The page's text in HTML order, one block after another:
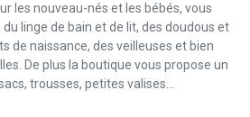
les nouveau-nés et les bébés, vous
linge de bain et de lit, des doudous et
de naissance, des veilleuses et bien
De plus la boutique vous propose un
trousses, petites valises…